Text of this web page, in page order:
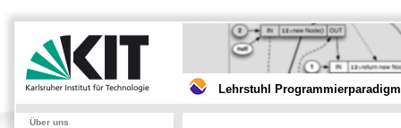
Lehrstuhl
Über uns